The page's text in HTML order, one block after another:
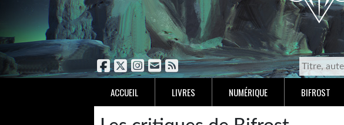
ACCUEIL LIVRES NUMÉRIQUE BIFROST